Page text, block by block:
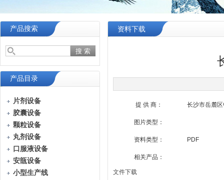
产品搜索
产品目录
片剂设备
胶囊设备
颗粒设备
丸剂设备
口服液设备
安瓿设备
小型生产线
资料下载
提 供 商： 长沙市岳麓
图片类型：
资料类型： PDF
相关产品：
文件下载